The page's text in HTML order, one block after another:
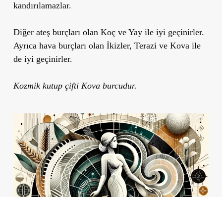
kandırılamazlar.
Diğer ateş burçları olan Koç ve Yay ile iyi geçinirler.
Ayrıca hava burçları olan İkizler, Terazi ve Kova ile
de iyi geçinirler.
Kozmik kutup çifti Kova burcudur.